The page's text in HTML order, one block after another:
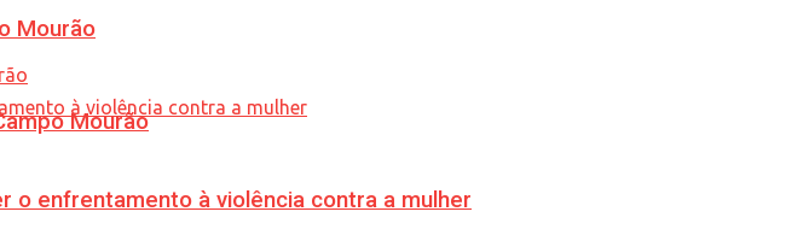
o enfrentamento à violência contra a mulher
Mourão
Mourão